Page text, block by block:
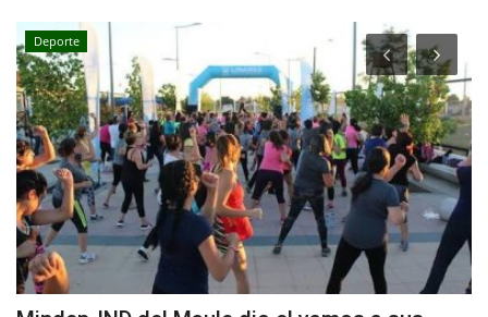
Deporte